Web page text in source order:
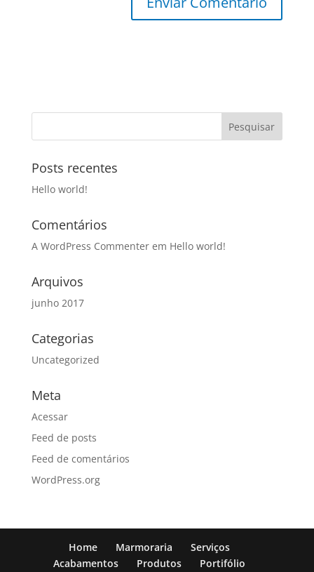
Posts recentes
Hello world!
Comentários
A WordPress Commenterem Hello world!
Arquivos
junho 2017
Categorias
Uncategorized
Meta
Acessar
Feed de posts
Feed de comentários
WordPress.org
Home Marmoraria
Serviços
Acabamentos
Produtos Portifólio